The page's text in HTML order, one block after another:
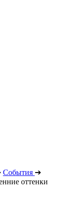
События ➔
оттенки